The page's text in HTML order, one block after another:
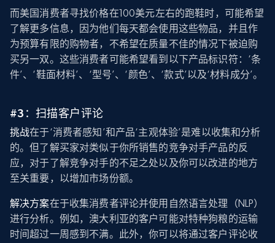
而美国消费者寻找价格在100美元左右的跑鞋时，可能希望
了解更多信息，因为他们每天都会使用这些物品，并且作
为预算有限的购物者，不希望在质量不佳的情况下被迫购
买另一双。这些消费者可能希望看到以下产品标识符：‘条
件’、‘鞋面材料’、‘型号’、‘颜色’、‘款式’以及‘材料成分’。
#3：扫描客户评论
挑战在于‘消费者感知’和产品‘主观体验’是难以收集和分析
的。但了解买家对类似于你所销售的竞争对手产品的反
应，对于了解竞争对手的不足之处以及你可以改进的地方
至关重要，以增加市场份额。
解决方案在于收集消费者评论并使用自然语言处理（NLP）
进行分析。例如，澳大利亚的客户可能对特种狗粮的运输
时间超过一周感到不满。此外，你可以将通过客户评论收